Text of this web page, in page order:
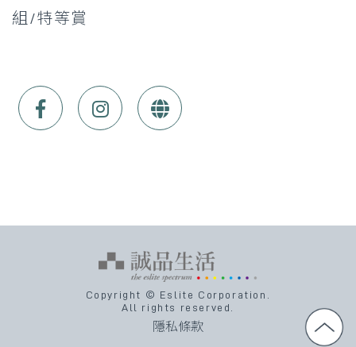
組/特等賞
Copyright © Eslite Corporation.
All rights reserved.
隱私條款